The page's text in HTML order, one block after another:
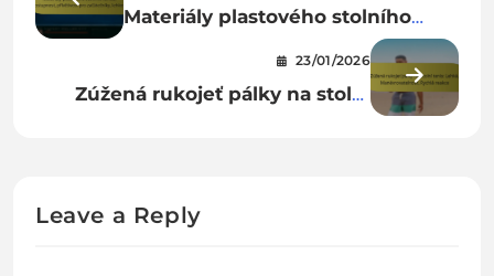
Materiály plastového stolního
tenisu: dostupnost, přívětivost
pro začátečníky, lehkost
23/01/2026
Zúžená rukojeť pálky na stolní
Leave a Reply